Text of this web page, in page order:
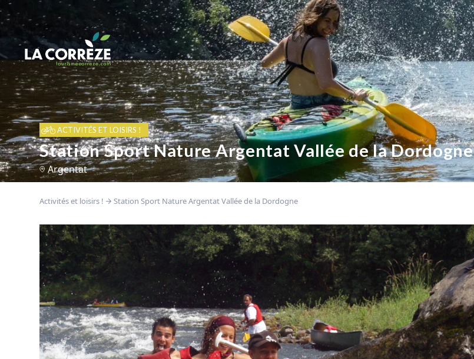
ACTIVITÉS ET LOISIRS !
Station Sport Nature Argentat Vallée de la Dordogne
Argentat
Activités et loisirs ! Station Sport Nature Argentat Vallée de la Dordogne